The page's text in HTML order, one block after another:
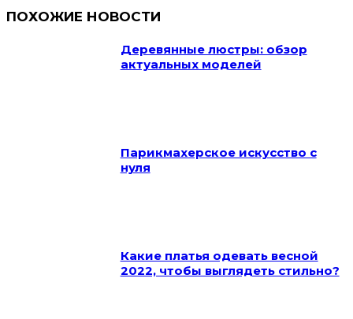
ПОХОЖИЕ НОВОСТИ
Деревянные люстры: обзор
актуальных моделей
Парикмахерское искусство с
нуля
Какие платья одевать весной
2022, чтобы выглядеть стильно?